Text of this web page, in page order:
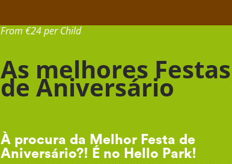
From €24 per Child
As melhores Festas
de Aniversário
À procura da Melhor Festa de
Aniversário?! É no Hello Park!